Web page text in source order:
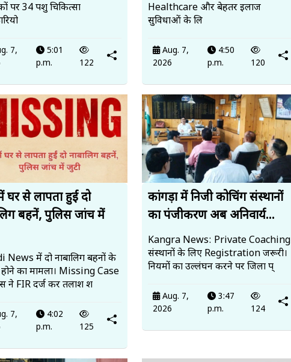
पर 34 पशु चिकित्सा
7,
5:01
p.m.
122
Healthcare और बेहतर इलाज
सुविधाओं के लि
Aug. 7,
2026
4:50
p.m.
120
घर से लापता हुईं दो
बहनें, पुलिस जांच में
News में दो नाबालिग बहनों के
होने का मामला। Missing Case
ने FIR दर्ज कर तलाश श
7,
4:02
p.m.
125
कांगड़ा में निजी कोचिंग संस्थानों
का पंजीकरण अब अनिवार्य...
Kangra News: Private Coaching
संस्थानों के लिए Registration जरूरी।
नियमों का उल्लंघन करने पर जिला प्
Aug. 7,
2026
3:47
p.m.
124